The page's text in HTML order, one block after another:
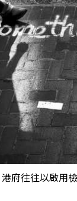
府往往以啟用